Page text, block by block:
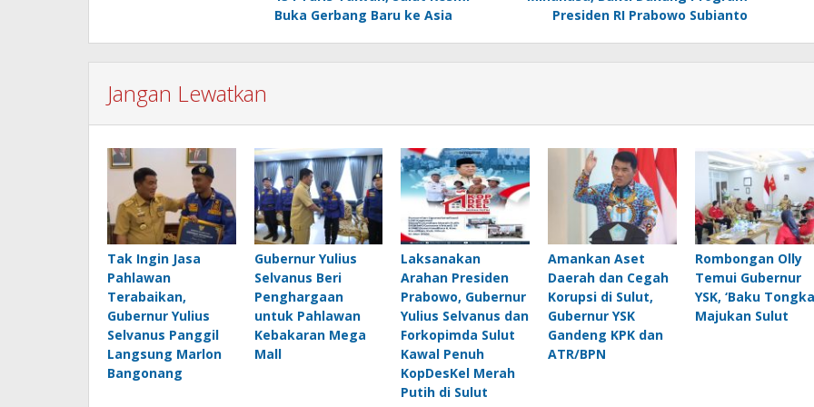
Buka Gerbang Baru ke Asia
Presiden RI Prabowo Subianto
Jangan Lewatkan
Tak Ingin Jasa
Pahlawan
Terabaikan,
Gubernur Yulius
Selvanus Panggil
Langsung Marlon
Bangonang
Gubernur Yulius
Selvanus Beri
Penghargaan
untuk Pahlawan
Kebakaran Mega
Mall
Laksanakan
Arahan Presiden
Prabowo, Gubernur
Yulius Selvanus dan
Forkopimda Sulut
Kawal Penuh
KopDesKel Merah
Putih di Sulut
Amankan Aset
Daerah dan Cegah
Korupsi di Sulut,
Gubernur YSK
Gandeng KPK dan
ATR/BPN
Rombongan Olly
Temui Gubernur
YSK, ‘Baku
Majukan Sulut